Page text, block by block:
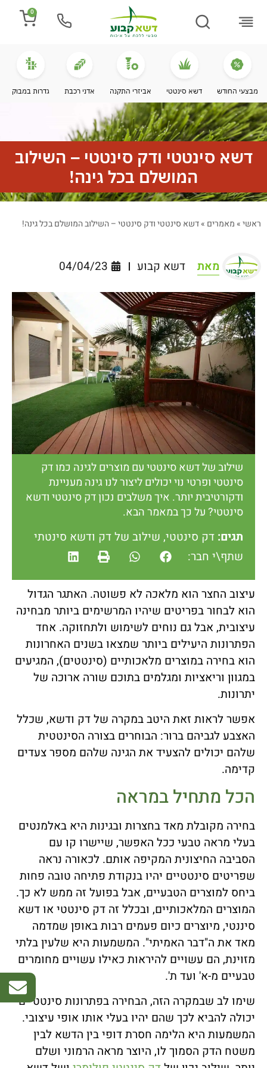
0
מבצעי החודש דשא סינטטי אביזרי התקנה אדני רכבת גדרות במבוק
דשא סינטטי ודק סינטטי – השילוב
המושלם בכל גינה!
ראשי»מאמרים »דשא סינטטי ודק סינטטי – השילוב המושלם בכל גינה!
מאת דשא קבוע 04/04/23
שילוב של דשא סינטטי עם מוצרים לגינה כמו דק
סינטטי ופרטי נוי יכולים ליצור לנו גינה מעניינת
ודקורטיבית יותר. איך משלבים נכון דק סינטטי ודשא
סינטטי? על כך במאמר הבא.
תגים: דק סינטטי, שילוב של דק ודשא סינטתי
שתף\י חבר:
עיצוב החצר הוא מלאכה לא פשוטה. האתגר הגדול
הוא לבחור בפריטים שיהיו המרשימים ביותר מבחינה
עיצובית, אבל גם נוחים לשימוש ולתחזוקה. אחד
הפתרונות היעילים ביותר שמצאו בשנים האחרונות
הוא בחירה במוצרים מלאכותיים (סינטטים), המגיעים
במגוון וריאציות ומגלמים בתוכם שורה ארוכה של
יתרונות.
אפשר לראות זאת היטב במקרה של דק ודשא, שכלל
האצבע לגביהם ברור: הבוחרים בצורה הסינטטית
שלהם יכולים להצעיד את הגינה שלהם מספר צעדים
קדימה.
הכל מתחיל במראה
בחירה מקובלת מאד בחצרות ובגינות היא באלמנטים
בעלי מראה טבעי ככל האפשר, שיישרו קו עם
הסביבה החיצונית המקיפה אותם. לכאורה נראה
שפריטים סינטטיים יהיו בנקודת פתיחה טובה פחות
ביחס למוצרים הטבעיים, אבל בפועל זה ממש לא כך.
המוצרים המלאכותיים, ובכלל זה דק סינטטי או דשא
סיננטי, מיוצרים כיום פעמים רבות באופן שמדמה
מאד את ה"דבר האמיתי". המשמעות היא שלעין בלתי
מזוינת, הם עשויים להיראות כאילו עשויים מחומרים
טבעיים מ-א' ועד ת'.
שימו לב שבמקרה הזה, הבחירה בפתרונות סינטטיים
יכולה להביא לכך שהם יהיו בעלי אותו אופי עיצובי.
המשמעות היא הלימה חסרת דופי בין הדשא לבין
משטח הדק הסמוך לו, היוצר מראה הרמוני ושלם